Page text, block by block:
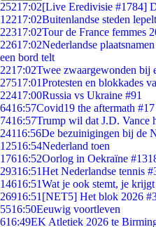
25217:02[Live Eredivisie #1784]
12217:02Buitenlandse steden
22317:02Tour de France femmes
22617:02Nederlandse
een bord telt
2217:02Twee zwaargewonden bij
27517:01Protesten en blokkades
22417:00Russia vs Ukraine #91
6416:57Covid19 the aftermath
7416:57Trump wil dat J.D. Vance
24116:56De bezuinigingen bij de
12516:54Nederland toen
17616:52Oorlog in Oekraïne
29316:51Het Nederlandse tennis
14616:51Wat je ook stemt, je
26916:51 [NET5] Het blok 2026
5516:50Eeuwig voortleven
616:49EK Atletiek 2026 te